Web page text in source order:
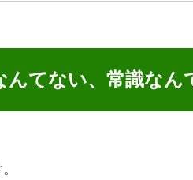
てない、常識なん